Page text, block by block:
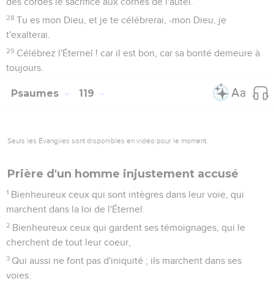
28 Tu es mon Dieu, et je te célébrerai, -mon Dieu, je
t'exalterai.
29 Célébrez l'Éternel ! car il est bon, car sa bonté demeure à
toujours.
Psaumes 119
Seuls les Évangiles sont disponibles en vidéo pour le moment.
Prière d'un homme injustement accusé
1 Bienheureux ceux qui sont intègres dans leur voie, qui
marchent dans la loi de l'Éternel.
2 Bienheureux ceux qui gardent ses témoignages, qui le
cherchent de tout leur coeur,
3 Qui aussi ne font pas d'iniquité ; ils marchent dans ses
voies.